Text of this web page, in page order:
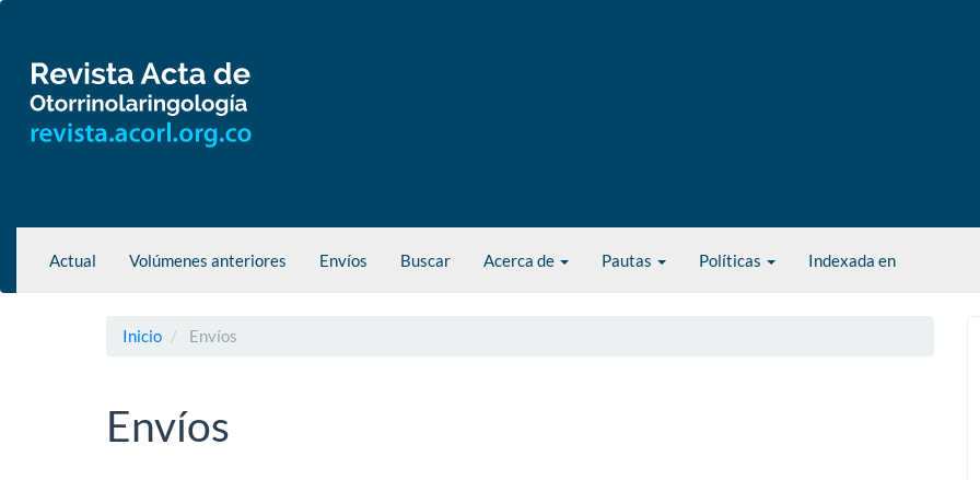
principal
Barra
lateral
Actual Volúmenes anteriores Envíos Buscar Acerca de Pautas Políticas Indexada en
Inicio Envíos
Envíos